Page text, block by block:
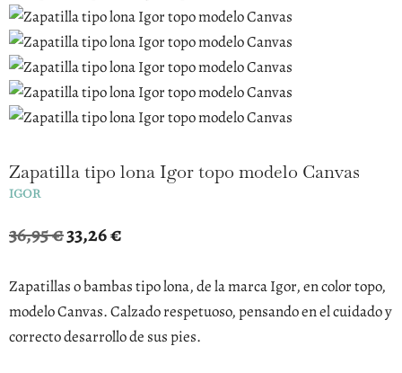
Zapatilla tipo lona Igor topo modelo Canvas
IGOR
36,95€El
original
era:
36,95 €.
33,26€
actual
es:
33,26 €.
Zapatillas o bambas tipo lona, de la marca Igor, en color topo,
modelo Canvas. Calzado respetuoso, pensando en el cuidado y
correcto desarrollo de sus pies.